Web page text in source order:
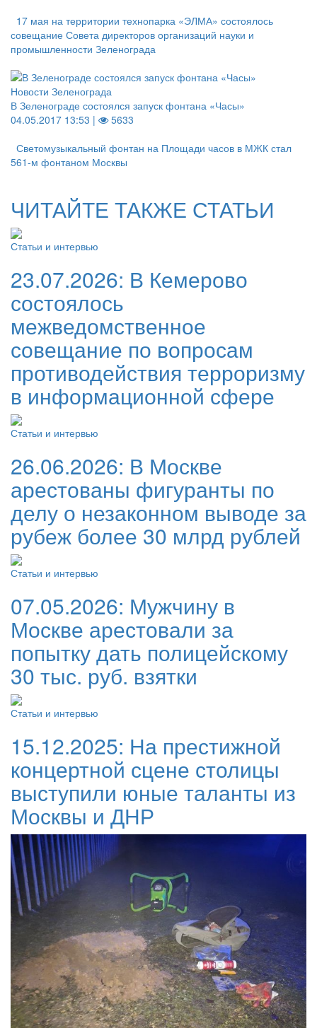
17 мая на территории технопарка «ЭЛМА» состоялось
совещание Совета директоров организаций науки и
промышленности Зеленограда
Новости Зеленограда
В Зеленограде состоялся запуск фонтана «Часы»
04.05.2017 13:53 |
5633
Светомузыкальный фонтан на Площади часов в МЖК стал
561-м фонтаном Москвы
ЧИТАЙТЕ ТАКЖЕ СТАТЬИ
Статьи и интервью
23.07.2026: В Кемерово
состоялось
межведомственное
совещание по вопросам
противодействия терроризму
в информационной сфере
Статьи и интервью
26.06.2026: В Москве
арестованы фигуранты по
делу о незаконном выводе за
рубеж более 30 млрд рублей
Статьи и интервью
07.05.2026: Мужчину в
Москве арестовали за
попытку дать полицейскому
30 тыс. руб. взятки
Статьи и интервью
15.12.2025: На престижной
концертной сцене столицы
выступили юные таланты из
Москвы и ДНР